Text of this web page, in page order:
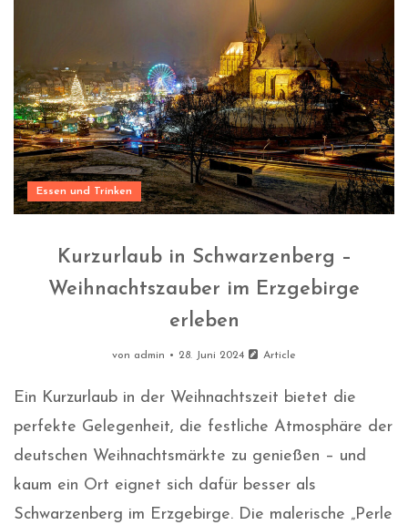
Essen und Trinken
Kurzurlaub in Schwarzenberg –
Weihnachtszauber im Erzgebirge
erleben
von admin 28. Juni 2024 Article
Ein Kurzurlaub in der Weihnachtszeit bietet die
perfekte Gelegenheit, die festliche Atmosphäre der
deutschen Weihnachtsmärkte zu genießen – und
kaum ein Ort eignet sich dafür besser als
Schwarzenberg im Erzgebirge. Die malerische „Perle